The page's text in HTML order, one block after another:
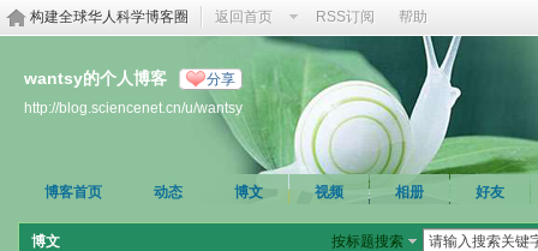
构建全球华人科学博客圈 返回首页 RSS订阅 帮助
wantsy的个人博客 分享
http://blog.sciencenet.cn/u/wantsy
博客首页 动态 博文 视频 相册 好友
博文 按标题搜索